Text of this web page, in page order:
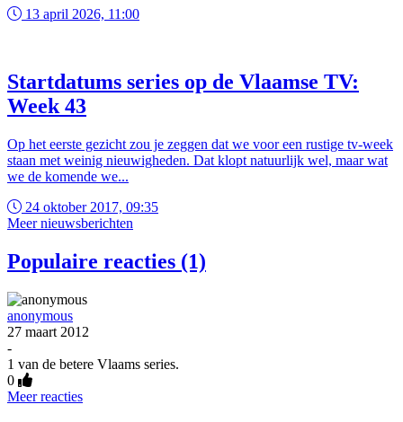
13 april 2026, 11:00
Startdatums series op de Vlaamse TV:
Week 43
Op het eerste gezicht zou je zeggen dat we voor een rustige tv-week
staan met weinig nieuwigheden. Dat klopt natuurlijk wel, maar wat
we de komende we...
24 oktober 2017, 09:35
Meer nieuwsberichten
Populaire reacties (1)
anonymous
27 maart 2012
-
1 van de betere Vlaams series.
0
Meer reacties